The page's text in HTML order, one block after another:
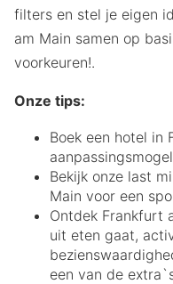
filters en stel je eigen
am Main samen op
voorkeuren!.
Onze tips:
Boek een hotel in
Bekijk onze last
Main voor een
Ontdek Frankfurt
uit eten gaat,
een van de